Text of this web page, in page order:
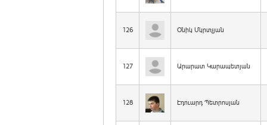
126 Օնիկ Մկրտչյան
127 Արարատ Կարապետյան
128 Էդուարդ Պետրոսյան